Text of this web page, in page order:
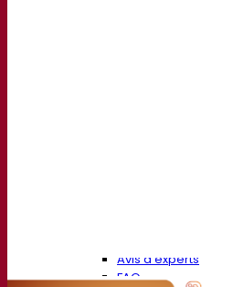
Avis d’experts
FAQ